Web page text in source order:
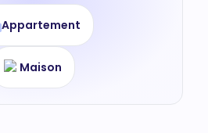
Appartement
Maison